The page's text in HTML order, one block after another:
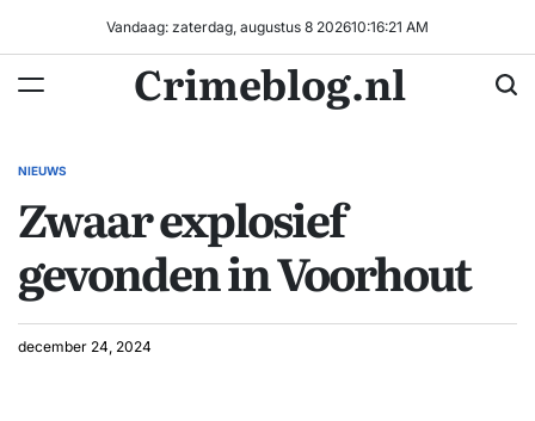
inhoud
Vandaag: zaterdag, augustus 8 202610:16:22 AM
Crimeblog.nl
GEPLAATST
NIEUWS
Zwaar explosief
gevonden in Voorhout
december 24, 2024